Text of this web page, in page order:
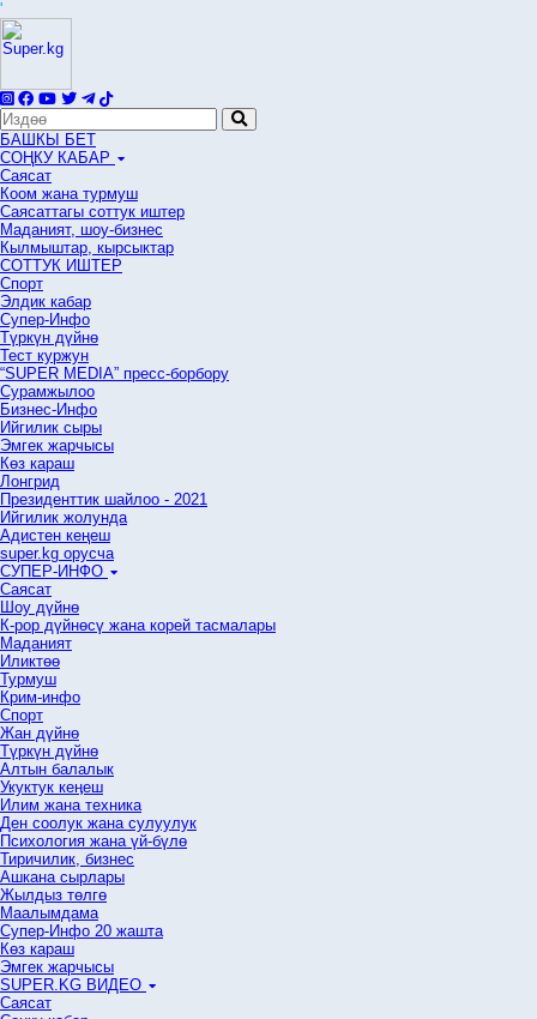
'
БАШКЫ БЕТ
СОҢКУ КАБАР
Саясат
Коом жана турмуш
Саясаттагы соттук иштер
Маданият, шоу-бизнес
Кылмыштар, кырсыктар
СОТТУК ИШТЕР
Спорт
Элдик кабар
Супер-Инфо
Түркүн дүйнө
Тест куржун
“SUPER MEDIA” пресс-борбору
Сурамжылоо
Бизнес-Инфо
Ийгилик сыры
Эмгек жарчысы
Көз караш
Лонгрид
Президенттик шайлоо - 2021
Ийгилик жолунда
Адистен кеңеш
super.kg орусча
СУПЕР-ИНФО
Саясат
Шоу дүйнө
К-рор дүйнөсү жана корей тасмалары
Маданият
Иликтөө
Турмуш
Крим-инфо
Спорт
Жан дүйнө
Түркүн дүйнө
Алтын балалык
Укуктук кеӊеш
Илим жана техника
Ден соолук жана сулуулук
Психология жана үй-бүлө
Тиричилик, бизнес
Ашкана сырлары
Жылдыз төлгө
Маалымдама
Супер-Инфо 20 жашта
Көз караш
Эмгек жарчысы
SUPER.KG ВИДЕО
Саясат